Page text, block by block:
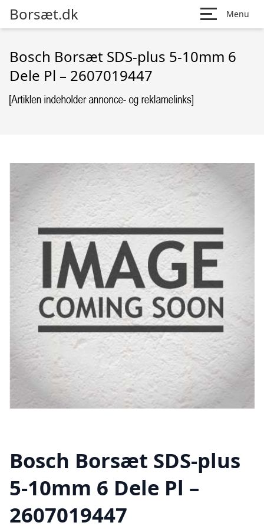
Borsæt.dk Menu
Bosch Borsæt SDS-plus 5-10mm 6
Dele Pl – 2607019447
Bosch Borsæt SDS-plus
5-10mm 6 Dele Pl –
2607019447